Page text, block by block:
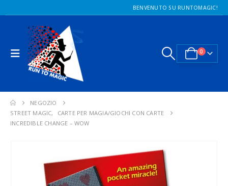
BENVENUTO SU RUNTOMAGIC!
0
NEGOZIO
STREET MAGIC,
CARTE PER MAGIA/GIOCHI CON CARTE
INCREDIBLE CHANGE – WOW